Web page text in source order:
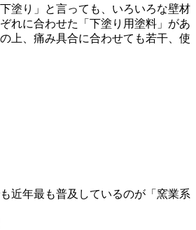
塗り」と言っても、いろいろな壁材
れに合わせた「下塗り用塗料」があ
上、痛み具合に合わせても若干、使
近年最も普及しているのが「窯業系